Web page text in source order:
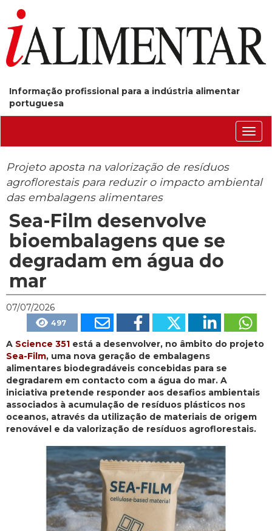
Informação profissional para a indústria alimentar
portuguesa
Projeto aposta na valorização de resíduos
agroflorestais para reduzir o impacto ambiental
das embalagens alimentares
Sea-Film desenvolve
bioembalagens que se
degradam em água do
mar
07/07/2026
497
A Science 351 está a desenvolver, no âmbito do projeto
Sea-Film, uma nova geração de embalagens
alimentares biodegradáveis concebidas para se
degradarem em contacto com a água do mar. A
iniciativa pretende responder aos desafios ambientais
associados à acumulação de resíduos plásticos nos
oceanos, através da utilização de materiais de origem
renovável e da valorização de resíduos agroflorestais.